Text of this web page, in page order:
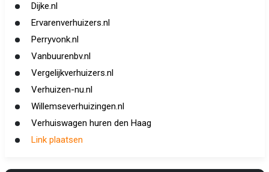
Dijke.nl
Ervarenverhuizers.nl
Perryvonk.nl
Vanbuurenbv.nl
Vergelijkverhuizers.nl
Verhuizen-nu.nl
Willemseverhuizingen.nl
Verhuiswagen huren den Haag
Link plaatsen